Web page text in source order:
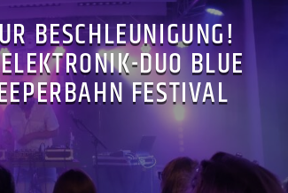
BESCHLEUNIGUNG!
DUO BLUE
FESTIVAL